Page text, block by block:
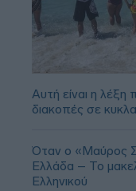
Αυτή είναι η λέξη
διακοπές σε
Όταν ο «Μαύρος
Ελλάδα – Το
Ελληνικού